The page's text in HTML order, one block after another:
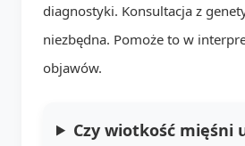
diagnostyki. Konsultacja z
niezbędna. Pomoże to w
objawów.
Czy wiotkość mięśni